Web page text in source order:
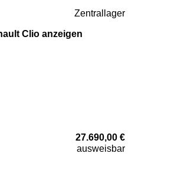
Zentrallager
Clio anzeigen
27.690,00 €
ausweisbar